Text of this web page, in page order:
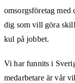
omsorgsföretag med
dig som vill göra
kul på jobbet.
Vi har funnits i
medarbetare är vår